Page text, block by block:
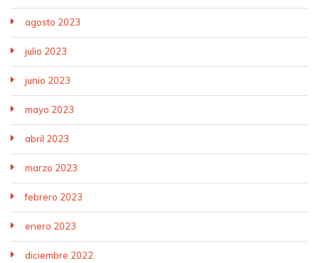
agosto 2023
julio 2023
junio 2023
mayo 2023
abril 2023
marzo 2023
febrero 2023
enero 2023
diciembre 2022